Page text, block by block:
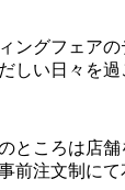
ングフェア
しい日々を過
ところは店舗
前注文制にて